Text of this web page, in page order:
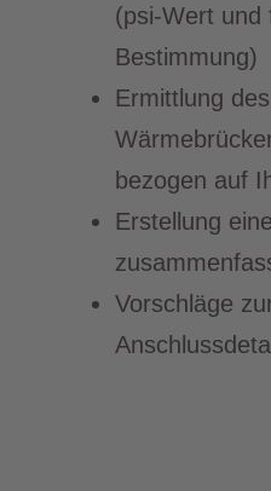
(psi-Wert und
Bestimmung)
Ermittlung des
bezogen auf
Erstellung
Vorschläge